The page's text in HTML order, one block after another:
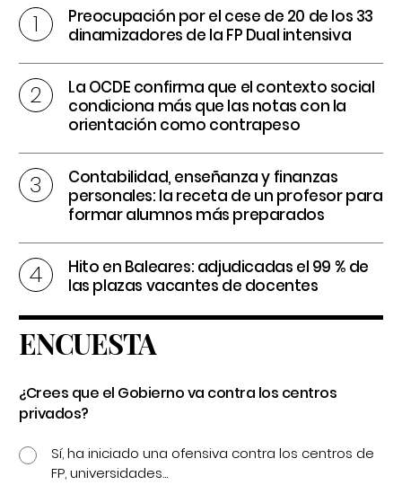
Preocupación por el cese de 20 de los 33
dinamizadores de la FP Dual intensiva
La OCDE confirma que el contexto social
condiciona más que las notas con la
orientación como contrapeso
Contabilidad, enseñanza y finanzas
personales: la receta de un profesor para
formar alumnos más preparados
Hito en Baleares: adjudicadas el 99 % de
las plazas vacantes de docentes
ENCUESTA
¿Crees que el Gobierno va contra los centros
privados?
Sí, ha iniciado una ofensiva contra los centros de
FP, universidades...